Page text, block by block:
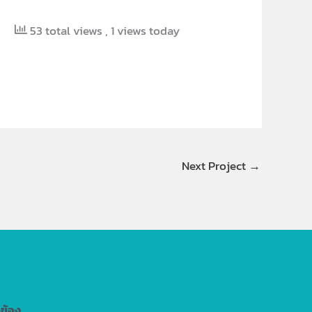
53 total views , 1 views today
Next Project →